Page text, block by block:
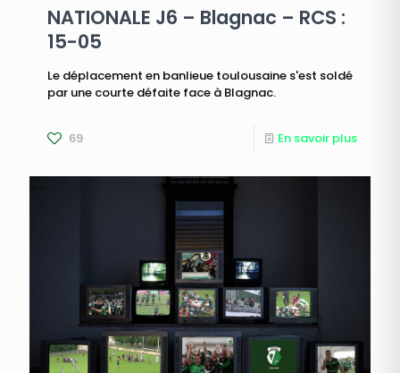
NATIONALE J6 – Blagnac – RCS :
15-05
Le déplacement en banlieue toulousaine s'est soldé
par une courte défaite face à Blagnac.
69 En savoir plus